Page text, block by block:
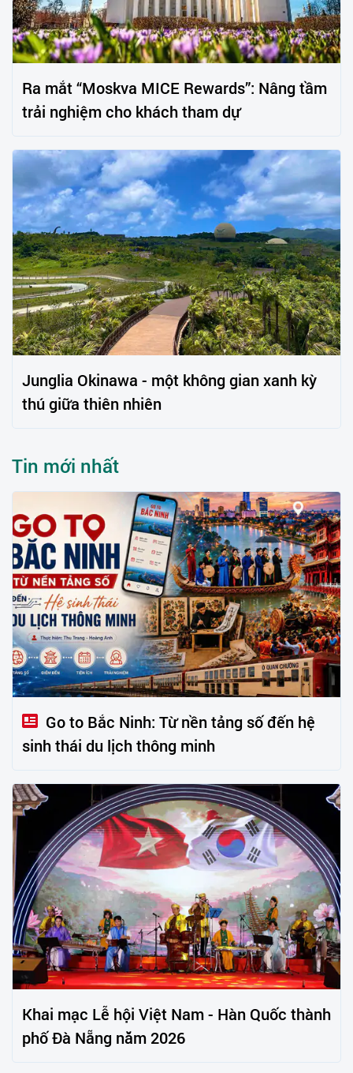
Ra mắt “Moskva MICE Rewards”: Nâng tầm
trải nghiệm cho khách tham dự
Junglia Okinawa - một không gian xanh kỳ
thú giữa thiên nhiên
Tin mới nhất
Go to Bắc Ninh: Từ nền tảng số đến hệ
sinh thái du lịch thông minh
Khai mạc Lễ hội Việt Nam - Hàn Quốc thành
phố Đà Nẵng năm 2026